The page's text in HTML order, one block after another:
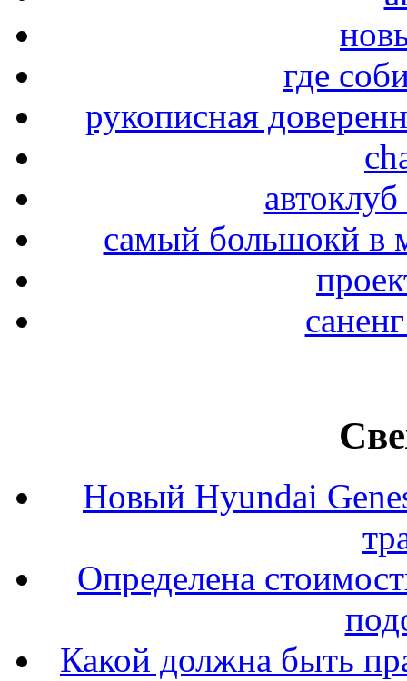
где
рукописная
самый большокй в
Новый Hyundai
Определена
Какой должна быть